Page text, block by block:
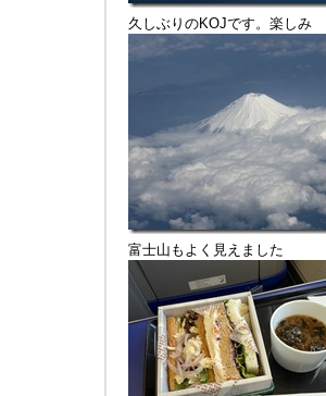
久しぶりのKOJです。楽しみ
富士山もよく見えました